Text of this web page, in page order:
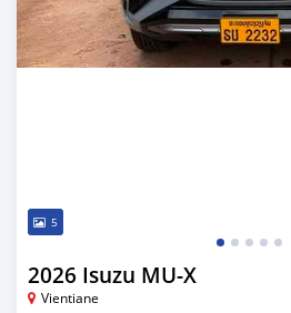
5
2026 Isuzu MU-X
Vientiane